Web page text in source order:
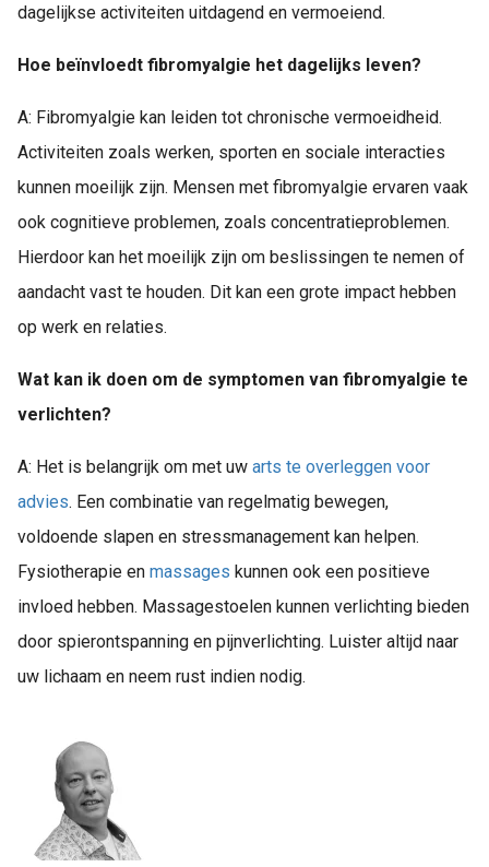
dagelijkse activiteiten uitdagend en vermoeiend.
Hoe beïnvloedt fibromyalgie het dagelijks leven?
A: Fibromyalgie kan leiden tot chronische vermoeidheid.
Activiteiten zoals werken, sporten en sociale interacties
kunnen moeilijk zijn. Mensen met fibromyalgie ervaren vaak
ook cognitieve problemen, zoals concentratieproblemen.
Hierdoor kan het moeilijk zijn om beslissingen te nemen of
aandacht vast te houden. Dit kan een grote impact hebben
op werk en relaties.
Wat kan ik doen om de symptomen van fibromyalgie te
verlichten?
A: Het is belangrijk om met uw arts te overleggen voor
advies. Een combinatie van regelmatig bewegen,
voldoende slapen en stressmanagement kan helpen.
Fysiotherapie en massages kunnen ook een positieve
invloed hebben. Massagestoelen kunnen verlichting bieden
door spierontspanning en pijnverlichting. Luister altijd naar
uw lichaam en neem rust indien nodig.